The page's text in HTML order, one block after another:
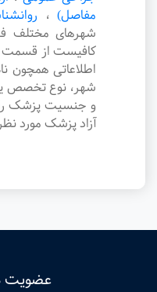
مفاصل) ،
شهرهای مختلف
کافیست از قسمت
اطلاعاتی همچون
شهر، نوع تخصص
و جنسیت پزشک را
آزاد پزشک مورد
عضویت